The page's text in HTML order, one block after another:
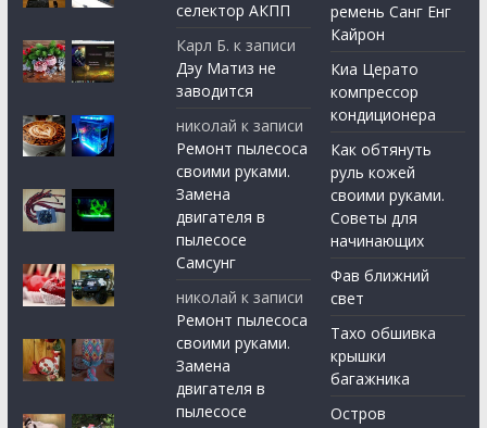
селектор АКПП
Карл Б. к записи
Дэу Матиз не
заводится
николай к записи
Ремонт пылесоса
своими руками.
Замена
двигателя в
пылесосе
Самсунг
николай к записи
Ремонт пылесоса
своими руками.
Замена
двигателя в
пылесосе
ремень Санг Енг
Кайрон
Киа Церато
компрессор
кондиционера
Как обтянуть
руль кожей
своими руками.
Советы для
начинающих
Фав ближний
свет
Тахо обшивка
крышки
багажника
Остров